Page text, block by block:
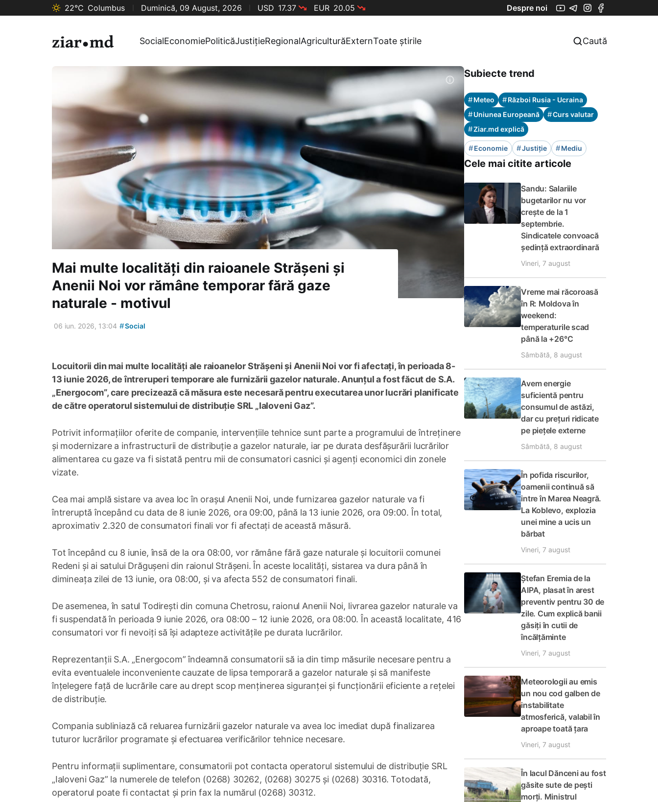
22°C Columbus Duminică, 09 August, 2026 USD 17.37 EUR 20.05 Despre noi
SocialEconomiePoliticăJustițieRegionalAgriculturăExternToate știrile Caută
Mai multe localități din raioanele Strășeni și
Anenii Noi vor rămâne temporar fără gaze
naturale - motivul
06 iun. 2026, 13:04 #Social
Locuitorii din mai multe localități ale raioanelor Strășeni și Anenii Noi vor fi afectați, în perioada 8-
13 iunie 2026, de întreruperi temporare ale furnizării gazelor naturale. Anunțul a fost făcut de S.A.
„Energocom”, care precizează că măsura este necesară pentru executarea unor lucrări planificate
de către operatorul sistemului de distribuție SRL „Ialoveni Gaz”.
Potrivit informațiilor oferite de companie, intervențiile tehnice sunt parte a programului de întreținere
și modernizare a infrastructurii de distribuție a gazelor naturale, iar pe durata desfășurării lucrărilor
alimentarea cu gaze va fi sistată pentru mii de consumatori casnici și agenți economici din zonele
vizate.
Cea mai amplă sistare va avea loc în orașul Anenii Noi, unde furnizarea gazelor naturale va fi
întreruptă începând cu data de 8 iunie 2026, ora 09:00, până la 13 iunie 2026, ora 09:00. În total,
aproximativ 2.320 de consumatori finali vor fi afectați de această măsură.
Tot începând cu 8 iunie, însă de la ora 08:00, vor rămâne fără gaze naturale și locuitorii comunei
Redeni și ai satului Drăgușeni din raionul Strășeni. În aceste localități, sistarea va dura până în
dimineața zilei de 13 iunie, ora 08:00, și va afecta 552 de consumatori finali.
De asemenea, în satul Todirești din comuna Chetrosu, raionul Anenii Noi, livrarea gazelor naturale va
fi suspendată în perioada 9 iunie 2026, ora 08:00 – 12 iunie 2026, ora 08:00. În această localitate, 416
consumatori vor fi nevoiți să își adapteze activitățile pe durata lucrărilor.
Reprezentanții S.A. „Energocom” îndeamnă consumatorii să ia din timp măsurile necesare pentru a
evita eventualele inconveniente cauzate de lipsa temporară a gazelor naturale și să manifeste
înțelegere față de lucrările care au drept scop menținerea siguranței și funcționării eficiente a rețelei
de distribuție.
Compania subliniază că reluarea furnizării gazelor naturale va avea loc imediat după finalizarea
tuturor lucrărilor programate și efectuarea verificărilor tehnice necesare.
Pentru informații suplimentare, consumatorii pot contacta operatorul sistemului de distribuție SRL
„Ialoveni Gaz” la numerele de telefon (0268) 30262, (0268) 30275 și (0268) 30316. Totodată,
operatorul poate fi contactat și prin fax la numărul (0268) 30312.
Subiecte trend
#Meteo #Război Rusia - Ucraina
#Uniunea Europeană #Curs valutar
#Ziar.md explică
#Economie #Justiție #Mediu
Cele mai citite articole
Sandu: Salariile
bugetarilor nu vor
crește de la 1
septembrie.
Sindicatele convoacă
ședință extraordinară
Vineri, 7 august
Vreme mai răcoroasă
în R: Moldova în
weekend:
temperaturile scad
până la +26°C
Sâmbătă, 8 august
Avem energie
suficientă pentru
consumul de astăzi,
dar cu prețuri ridicate
pe piețele externe
Sâmbătă, 8 august
În pofida riscurilor,
oamenii continuă să
intre în Marea Neagră.
La Koblevo, explozia
unei mine a ucis un
bărbat
Vineri, 7 august
Ștefan Eremia de la
AIPA, plasat în arest
preventiv pentru 30 de
zile. Cum explică banii
găsiți în cutii de
încălțăminte
Vineri, 7 august
Meteorologii au emis
un nou cod galben de
instabilitate
atmosferică, valabil în
aproape toată țara
Vineri, 7 august
În lacul Dănceni au fost
găsite sute de pești
morți. Ministrul